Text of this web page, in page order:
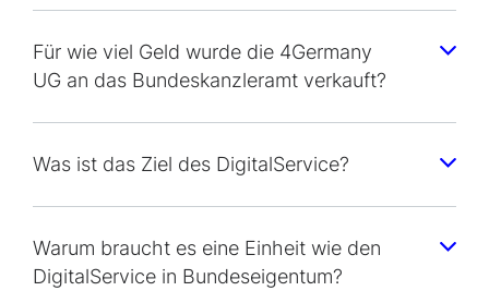
Für wie viel Geld wurde die 4Germany
UG an das Bundeskanzleramt verkauft?
Was ist das Ziel des DigitalService?
Warum braucht es eine Einheit wie den
DigitalService in Bundeseigentum?